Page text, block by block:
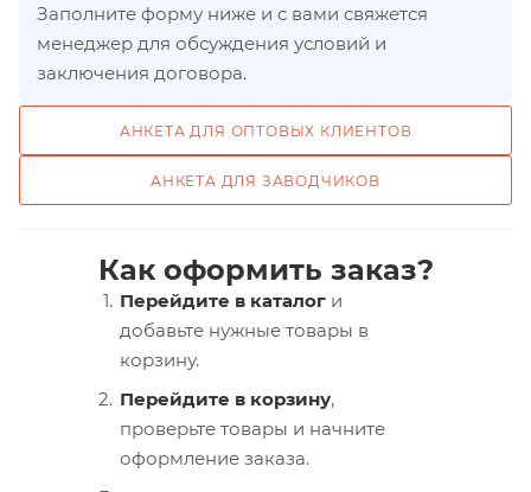
Заполните форму ниже и с вами свяжется
менеджер для обсуждения условий и
заключения договора.
АНКЕТА ДЛЯ ОПТОВЫХ КЛИЕНТОВ
АНКЕТА ДЛЯ ЗАВОДЧИКОВ
Как оформить заказ?
Перейдите в каталог и
добавьте нужные товары в
корзину.
Перейдите в корзину,
проверьте товары и начните
оформление заказа.